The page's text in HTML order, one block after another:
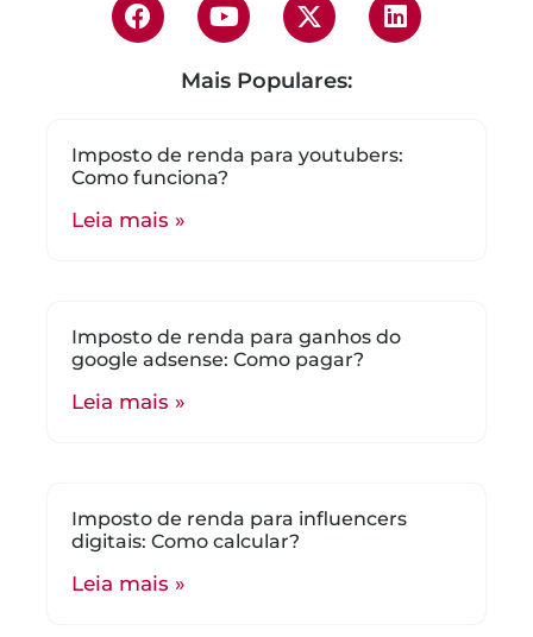
Mais Populares:
Imposto de renda para youtubers:
Como funciona?
Leia mais »
Imposto de renda para ganhos do
google adsense: Como pagar?
Leia mais »
Imposto de renda para influencers
digitais: Como calcular?
Leia mais »